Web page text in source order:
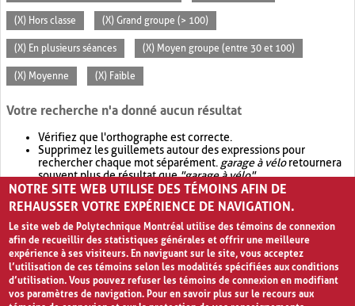
(X) Hors classe (X) Grand groupe (> 100)
(X) En plusieurs séances (X) Moyen groupe (entre 30 et 100)
(X) Moyenne (X) Faible
Votre recherche n'a donné aucun résultat
Vérifiez que l'orthographe est correcte.
Supprimez les guillemets autour des expressions pour
rechercher chaque mot séparément. garage à véloretournera
souvent plus de résultat que"garage à vélo".
Envisagez d'élargir votre recherche avec OR.garage OR vélo
retournera souvent plus de résultat quegarage à vélo
NOTRE SITE WEB UTILISE DES TÉMOINS AFIN DE
REHAUSSER VOTRE EXPÉRIENCE DE NAVIGATION.
Le site web de Polytechnique Montréal utilise des témoins de connexion
afin de recueillir des statistiques générales et offrir une meilleure
expérience à ses visiteurs. En naviguant sur le site, vous acceptez
l’utilisation de ces témoins selon les modalités spécifiées aux conditions
d’utilisation. Vous pouvez refuser les témoins de connexion en modifiant
vos paramètres de navigation. Pour en savoir plus sur le recours aux